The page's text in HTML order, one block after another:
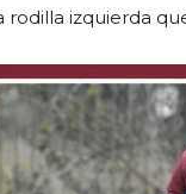
rodilla izquierda